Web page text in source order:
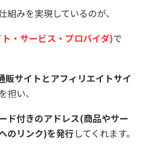
組みを実現しているのが、
・サービス・プロバイダ)で
販サイトとアフィリエイトサイ
担い、
ド付きのアドレス(商品やサー
のリンク)を発行してくれます。